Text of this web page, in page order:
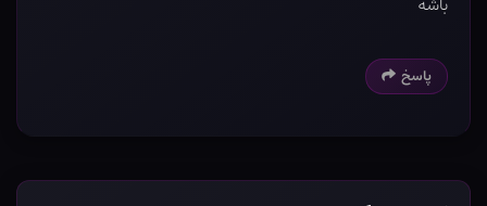
پاسخ